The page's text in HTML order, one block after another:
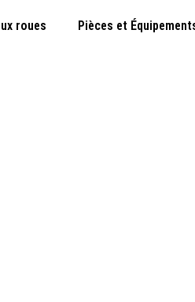
roues Pièces et